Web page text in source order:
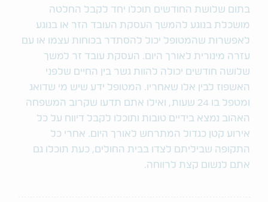
בתום שלושת החודשים תוכלו יחד לקבל החלטה
מושכלת בנוגע להמשך העסקת העובד הזר או בנוגע
לאפשרות שהמטופל יכול להסתדר בכוחות עצמו או עם
עזרה מינורית לאורך היום. העסקת עובד זר למשך
שלושה חודשים יכולה להוות גשר בין החיים שלפני
האשפוז לבין אלו שאחריו. המטופל ידע שיש מי שדואג
ומטפל בו 24 שעות, ואילו אתם תדעו שקרוב המשפחה
האהוב נמצא בידיים טובות ותוכלו לקבל דיווח על כל
אירוע קטן כגדול המתרחש לאורך היום. אחרי כל
התקופה שביליתם לצדו בבית החולים, כעת תוכלו גם
אתם לנשום קצת לרווחה.